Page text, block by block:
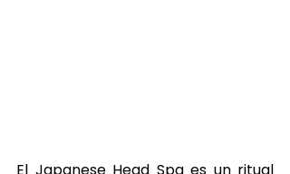
El Japanese Head Spa es un ritual